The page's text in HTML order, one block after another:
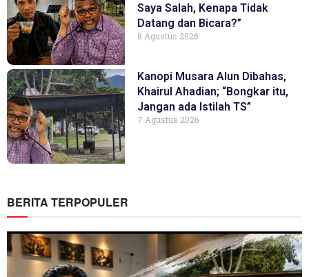
Saya Salah, Kenapa Tidak
Datang dan Bicara?”
8 Agustus 2026
Kanopi Musara Alun Dibahas,
Khairul Ahadian; “Bongkar itu,
Jangan ada Istilah TS”
7 Agustus 2026
BERITA TERPOPULER